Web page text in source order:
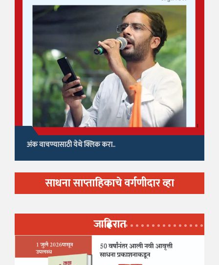
अंक वाचण्यासाठी येथे क्लिक करा..
साधना साप्ताहिकाचे वर्गणीदार व्हा
जाहिरात